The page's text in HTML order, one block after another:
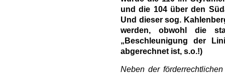
und die 104 über den
Und dieser sog.
werden, obwohl die
„Beschleunigung der
abgerechnet ist, s.o.!)
Neben der